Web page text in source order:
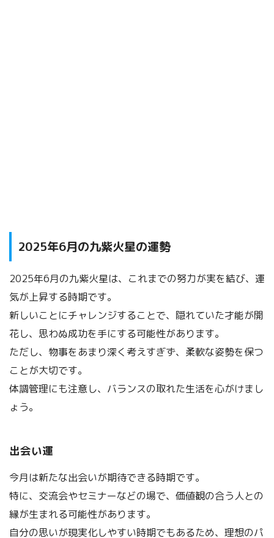
2025年6月の九紫火星の運勢
2025年6月の九紫火星は、これまでの努力が実を結び、運
気が上昇する時期です。
新しいことにチャレンジすることで、隠れていた才能が開
花し、思わぬ成功を手にする可能性があります。
ただし、物事をあまり深く考えすぎず、柔軟な姿勢を保つ
ことが大切です。
体調管理にも注意し、バランスの取れた生活を心がけまし
ょう。
出会い運
今月は新たな出会いが期待できる時期です。
特に、交流会やセミナーなどの場で、価値観の合う人との
縁が生まれる可能性があります。
自分の思いが現実化しやすい時期でもあるため、理想のパ